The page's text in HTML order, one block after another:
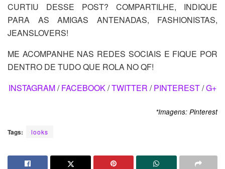
CURTIU DESSE POST? COMPARTILHE, INDIQUE
PARA AS AMIGAS ANTENADAS, FASHIONISTAS,
JEANSLOVERS!
ME ACOMPANHE NAS REDES SOCIAIS E FIQUE POR
DENTRO DE TUDO QUE ROLA NO QF!
INSTAGRAM/FACEBOOK/TWITTER /PINTEREST/G+
*Imagens: Pinterest
Tags: looks